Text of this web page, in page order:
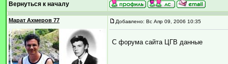
Вернуться к началу
Марат Ахмеров 77 Добавлено: Вс Апр 09, 2006 10:35
С форума сайта ЦГВ данные